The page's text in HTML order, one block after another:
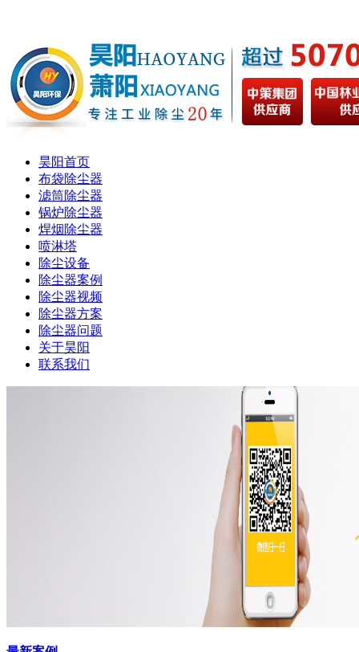
昊阳首页
布袋除尘器
滤筒除尘器
锅炉除尘器
焊烟除尘器
喷淋塔
除尘设备
除尘器案例
除尘器视频
除尘器方案
除尘器问题
关于昊阳
联系我们